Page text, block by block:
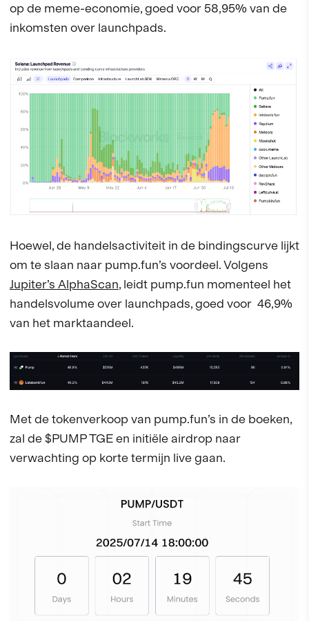
op de meme-economie, goed voor 58,95% van de
inkomsten over launchpads.
Hoewel, de handelsactiviteit in de bindingscurve lijkt
om te slaan naar pump.fun’s voordeel. Volgens
Jupiter’s AlphaScan, leidt pump.fun momenteel het
handelsvolume over launchpads, goed voor 46,9%
van het marktaandeel.
Met de tokenverkoop van pump.fun’s in de boeken,
zal de $PUMP TGE en initiële airdrop naar
verwachting op korte termijn live gaan.